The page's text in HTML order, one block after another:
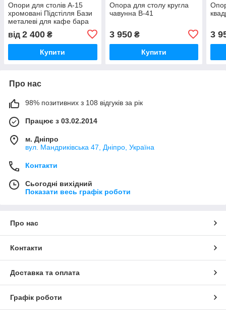
Опори для столів А-15
хромовані Підстілля Бази
металеві для кафе бара
від 2 400 ₴
Купити
Опора для столу кругла
чавунна B-41
3 950₴
Купити
3
Про нас
98% позитивних з 108 відгуків за рік
Працює з 03.02.2014
м. Дніпро
вул. Мандриківська 47, Дніпро, Україна
Контакти
Сьогодні вихідний
Показати весь графік роботи
Про нас
Контакти
Доставка та оплата
Графік роботи